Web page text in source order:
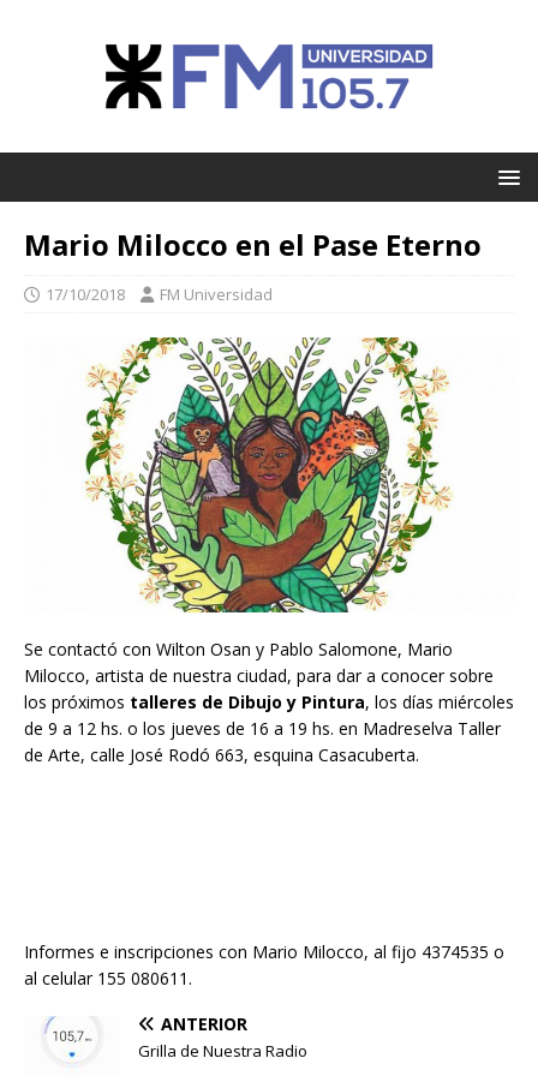
Mario Milocco en el Pase Eterno
17/10/2018 FM Universidad
Se contactó con Wilton Osan y Pablo Salomone, Mario
Milocco, artista de nuestra ciudad, para dar a conocer sobre
los próximos talleres de Dibujo y Pintura, los días miércoles
de 9 a 12 hs. o los jueves de 16 a 19 hs. en Madreselva Taller
de Arte, calle José Rodó 663, esquina Casacuberta.
Informes e inscripciones con Mario Milocco, al fijo 4374535 o
al celular 155 080611.
ANTERIOR
Grilla de Nuestra Radio